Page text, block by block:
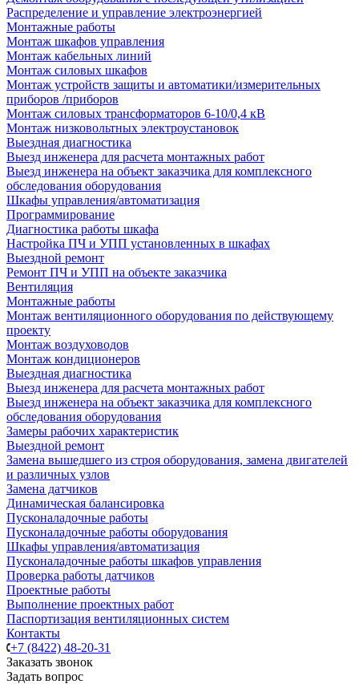
Распределение и управление электроэнергией
Монтажные работы
Монтаж шкафов управления
Монтаж кабельных линий
Монтаж силовых шкафов
Монтаж устройств защиты и автоматики/измерительных
приборов /приборов
Монтаж силовых трансформаторов 6-10/0,4 кВ
Монтаж низковольтных электроустановок
Выездная диагностика
Выезд инженера для расчета монтажных работ
Выезд инженера на объект заказчика для комплексного
обследования оборудования
Шкафы управления/автоматизация
Программирование
Диагностика работы шкафа
Настройка ПЧ и УПП установленных в шкафах
Выездной ремонт
Ремонт ПЧ и УПП на объекте заказчика
Вентиляция
Монтажные работы
Монтаж вентиляционного оборудования по действующему
проекту
Монтаж воздуховодов
Монтаж кондиционеров
Выездная диагностика
Выезд инженера для расчета монтажных работ
Выезд инженера на объект заказчика для комплексного
обследования оборудования
Замеры рабочих характеристик
Выездной ремонт
Замена вышедшего из строя оборудования, замена двигателей
и различных узлов
Замена датчиков
Динамическая балансировка
Пусконаладочные работы
Пусконаладочные работы оборудования
Шкафы управления/автоматизация
Пусконаладочные работы шкафов управления
Проверка работы датчиков
Проектные работы
Выполнение проектных работ
Паспортизация вентиляционных систем
Контакты
+7 (8422) 48-20-31
Заказать звонок
Задать вопрос